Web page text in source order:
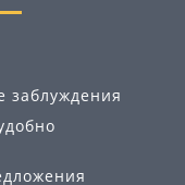
заблуждения